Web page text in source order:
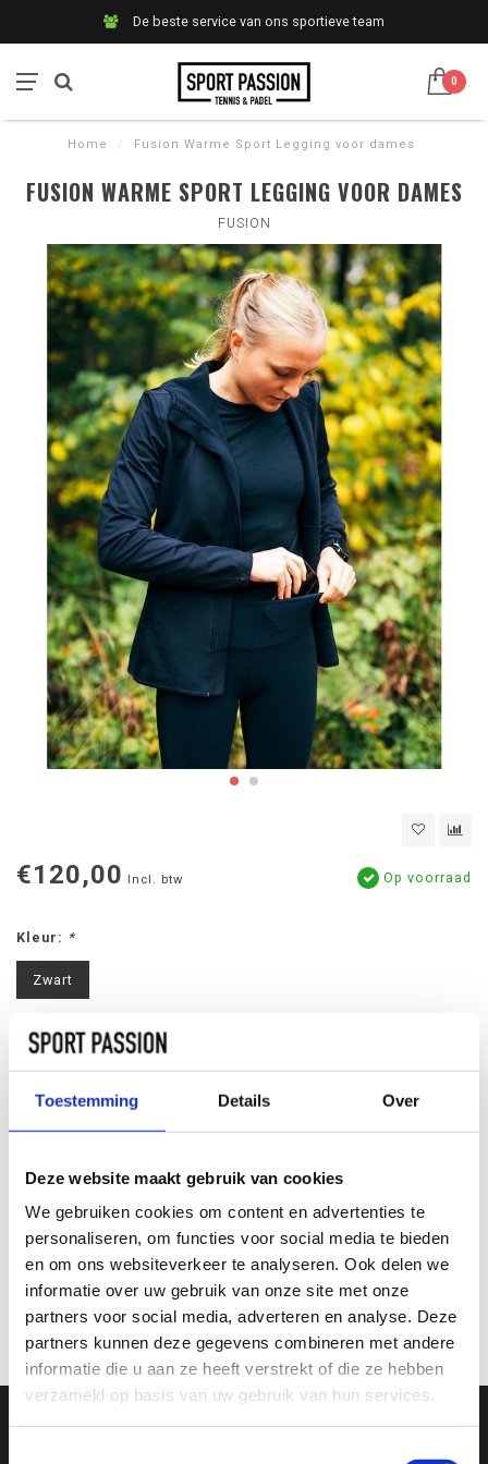
Toestemming Details Over
Deze website maakt gebruik van cookies
We gebruiken cookies om content en advertenties te
personaliseren, om functies voor social media te bieden
en om ons websiteverkeer te analyseren. Ook delen we
informatie over uw gebruik van onze site met onze
partners voor social media, adverteren en analyse. Deze
partners kunnen deze gegevens combineren met andere
informatie die u aan ze heeft verstrekt of die ze hebben
verzameld op basis van uw gebruik van hun services.
De beste service van ons sportieve team
0
Home / Fusion Warme Sport Legging voor dames
FUSION WARME SPORT LEGGING VOOR DAMES
FUSION
€120,00 Incl. btw Op voorraad
Kleur: *
Zwart
Maat: *
XS S M L XL
TOEVOEGEN AAN
INFORMATIE
Geen informatie gevonden